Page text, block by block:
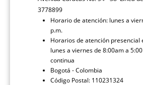
3778899
Horario de atención: lunes a
p.m.
Horarios de atención presencial
lunes a viernes de 8:00am a
continua
Bogotá - Colombia
Código Postal: 110231324